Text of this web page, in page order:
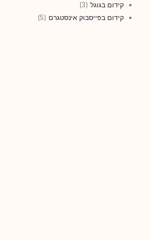
קידום בגוגל (3)
קידום בפייסבוק אינסטגרם (5)